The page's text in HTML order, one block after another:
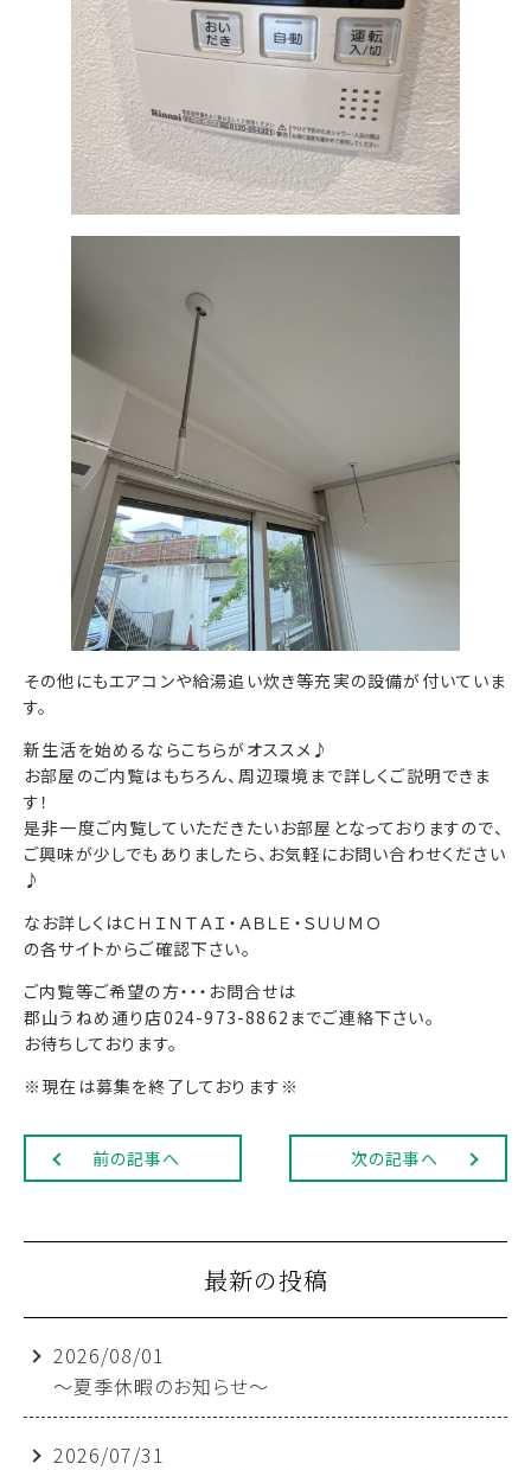
その他にもエアコンや給湯追い炊き等充実の設備が付いていま
す。
新生活を始めるならこちらがオススメ♪
お部屋のご内覧はもちろん、周辺環境まで詳しくご説明できま
す！
是非一度ご内覧していただきたいお部屋となっておりますので、
ご興味が少しでもありましたら、お気軽にお問い合わせください
♪
なお詳しくはＣＨＩＮＴＡＩ・ＡＢＬＥ・ＳＵＵＭＯ
の各サイトからご確認下さい。
ご内覧等ご希望の方・・・お問合せは
郡山うねめ通り店024-973-8862までご連絡下さい。
お待ちしております。
※現在は募集を終了しております※
前の記事へ 次の記事へ
最新の投稿
2026/08/01
～夏季休暇のお知らせ～
2026/07/31